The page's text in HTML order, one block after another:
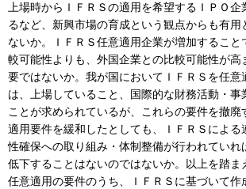
上場時からＩＦＲＳの適用を希望するＩＰＯ企
るなど、新興市場の育成という観点からも有用
ないか。ＩＦＲＳ任意適用企業が増加すること
較可能性よりも、外国企業との比較可能性が高
要ではないか。我が国においてＩＦＲＳを任意
は、上場していること、国際的な財務活動・事
ことが求められているが、これらの要件を撤廃
適用要件を緩和したとしても、ＩＦＲＳによる
性確保への取り組み・体制整備が行われていれ
低下することはないのではないか。以上を踏ま
任意適用の要件のうち、ＩＦＲＳに基づいて作